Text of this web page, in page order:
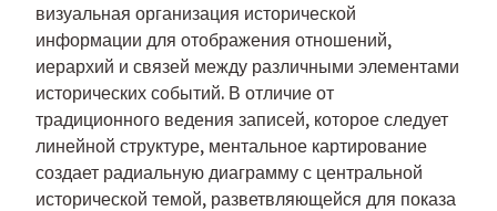
визуальная организация исторической
информации для отображения отношений,
иерархий и связей между различными элементами
исторических событий. В отличие от
традиционного ведения записей, которое следует
линейной структуре, ментальное картирование
создает радиальную диаграмму с центральной
исторической темой, разветвляющейся для показа